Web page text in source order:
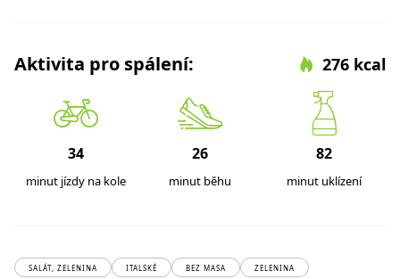
Aktivita pro spálení: 276 kcal
34
minut jízdy na kole
26
minut běhu
82
minut uklízení
SALÁT, ZELENINA ITALSKÉ BEZ MASA ZELENINA